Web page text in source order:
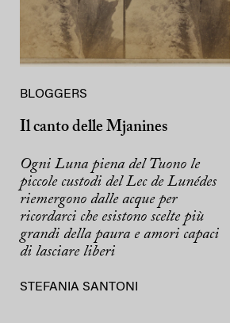
BLOGGERS
Il canto delle Mjanines
Ogni Luna piena del Tuono le
piccole custodi del Lec de Lunédes
riemergono dalle acque per
ricordarci che esistono scelte più
grandi della paura e amori capaci
di lasciare liberi
STEFANIA SANTONI